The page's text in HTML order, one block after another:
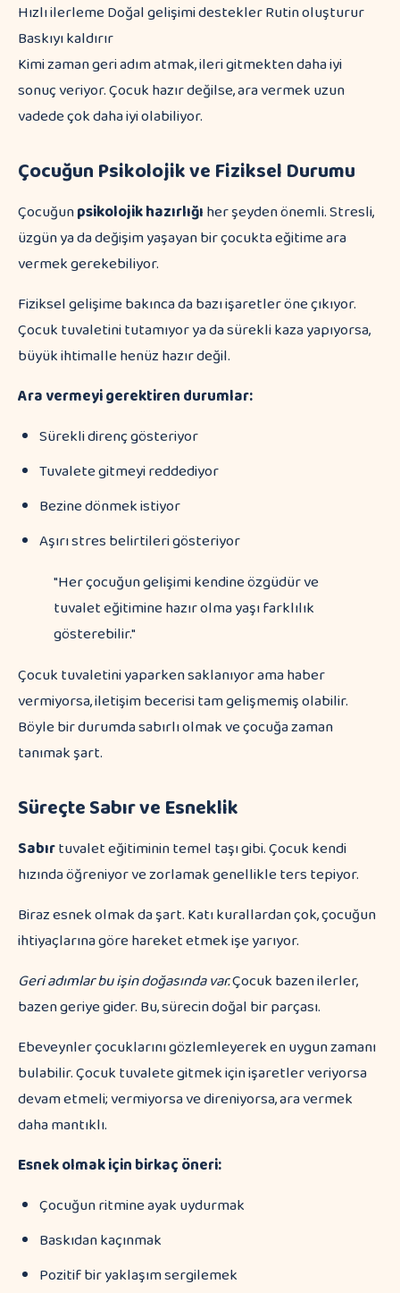
Hızlı ilerleme Doğal gelişimi destekler Rutin oluşturur
Baskıyı kaldırır
Kimi zaman geri adım atmak, ileri gitmekten daha iyi
sonuç veriyor. Çocuk hazır değilse, ara vermek uzun
vadede çok daha iyi olabiliyor.
Çocuğun Psikolojik ve Fiziksel Durumu
Çocuğunpsikolojik hazırlığıher şeyden önemli. Stresli,
üzgün ya da değişim yaşayan bir çocukta eğitime ara
vermek gerekebiliyor.
Fiziksel gelişime bakınca da bazı işaretler öne çıkıyor.
Çocuk tuvaletini tutamıyor ya da sürekli kaza yapıyorsa,
büyük ihtimalle henüz hazır değil.
Ara vermeyi gerektiren durumlar:
Sürekli direnç gösteriyor
Tuvalete gitmeyi reddediyor
Bezine dönmek istiyor
Aşırı stres belirtileri gösteriyor
"Her çocuğun gelişimi kendine özgüdür ve
tuvalet eğitimine hazır olma yaşı farklılık
gösterebilir."
Çocuk tuvaletini yaparken saklanıyor ama haber
vermiyorsa, iletişim becerisi tam gelişmemiş olabilir.
Böyle bir durumda sabırlı olmak ve çocuğa zaman
tanımak şart.
Süreçte Sabır ve Esneklik
Sabırtuvalet eğitiminin temel taşı gibi. Çocuk kendi
hızında öğreniyor ve zorlamak genellikle ters tepiyor.
Biraz esnek olmak da şart. Katı kurallardan çok, çocuğun
ihtiyaçlarına göre hareket etmek işe yarıyor.
Geri adımlar bu işin doğasında var.Çocuk bazen ilerler,
bazen geriye gider. Bu, sürecin doğal bir parçası.
Ebeveynler çocuklarını gözlemleyerek en uygun zamanı
bulabilir. Çocuk tuvalete gitmek için işaretler veriyorsa
devam etmeli; vermiyorsa ve direniyorsa, ara vermek
daha mantıklı.
Esnek olmak için birkaç öneri:
Çocuğun ritmine ayak uydurmak
Baskıdan kaçınmak
Pozitif bir yaklaşım sergilemek